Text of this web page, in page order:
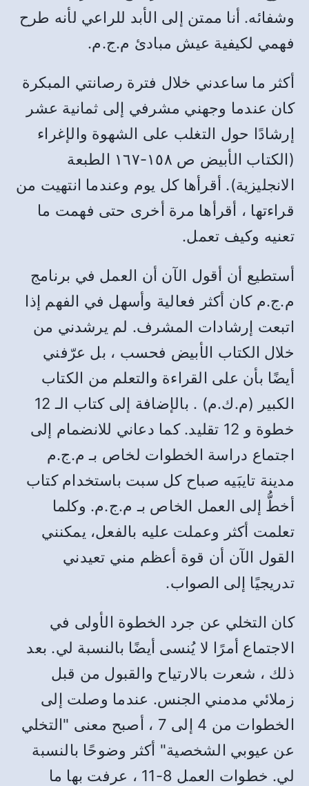
وشفائه. أنا ممتن إلى الأبد للراعي لأنه طرح
فهمي لكيفية عيش مبادئ م.ج.م.
أكثر ما ساعدني خلال فترة رصانتي المبكرة
كان عندما وجهني مشرفي إلى ثمانية عشر
إرشادًا حول التغلب على الشهوة والإغراء
(الكتاب الأبيض ص ١٥٨-١٦٧ الطبعة
الانجليزية). أقرأها كل يوم وعندما انتهيت من
قراءتها ، أقرأها مرة أخرى حتى فهمت ما
تعنيه وكيف تعمل.
أستطيع أن أقول الآن أن العمل في برنامج
م.ج.م كان أكثر فعالية وأسهل في الفهم إذا
اتبعت إرشادات المشرف. لم يرشدني من
خلال الكتاب الأبيض فحسب ، بل عرّفني
أيضًا بأن على القراءة والتعلم من الكتاب
الكبير (م.ك.م) . بالإضافة إلى كتاب الـ 12
خطوة و 12 تقليد. كما دعاني للانضمام إلى
اجتماع دراسة الخطوات لخاص بـ م.ج.م
مدينة تايبَيه صباح كل سبت باستخدام كتاب
أخطُّ إلى العمل الخاص بـ م.ج.م. وكلما
تعلمت أكثر وعملت عليه بالفعل، يمكنني
القول الآن أن قوة أعظم مني تعيدني
تدريجيًا إلى الصواب.
كان التخلي عن جرد الخطوة الأولى في
الاجتماع أمرًا لا يُنسى أيضًا بالنسبة لي. بعد
ذلك ، شعرت بالارتياح والقبول من قبل
زملائي مدمني الجنس. عندما وصلت إلى
الخطوات من 4 إلى 7 ، أصبح معنى "التخلي
عن عيوبي الشخصية" أكثر وضوحًا بالنسبة
لي. خطوات العمل 8-11 ، عرفت بها ما